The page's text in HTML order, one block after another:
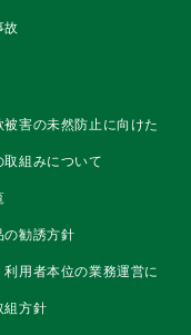
故
被害の未然防止に向けた
取組みについて
の勧誘方針
利用者本位の業務運営に
組方針